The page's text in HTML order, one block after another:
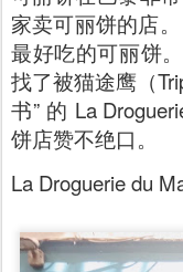
家卖可丽饼的店
最好吃的可丽饼
找了被猫途鹰（
书” 的 La
饼店赞不绝口。
La Droguerie du